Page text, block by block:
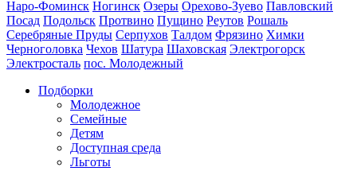
Наро-Фоминск Ногинск Озеры Орехово-Зуево Павловский
Посад Подольск Протвино Пущино Реутов Рошаль
Серебряные Пруды Серпухов Талдом Фрязино Химки
Черноголовка Чехов Шатура Шаховская Электрогорск
Электросталь пос. Молодежный
Подборки
Молодежное
Семейные
Детям
Доступная среда
Льготы